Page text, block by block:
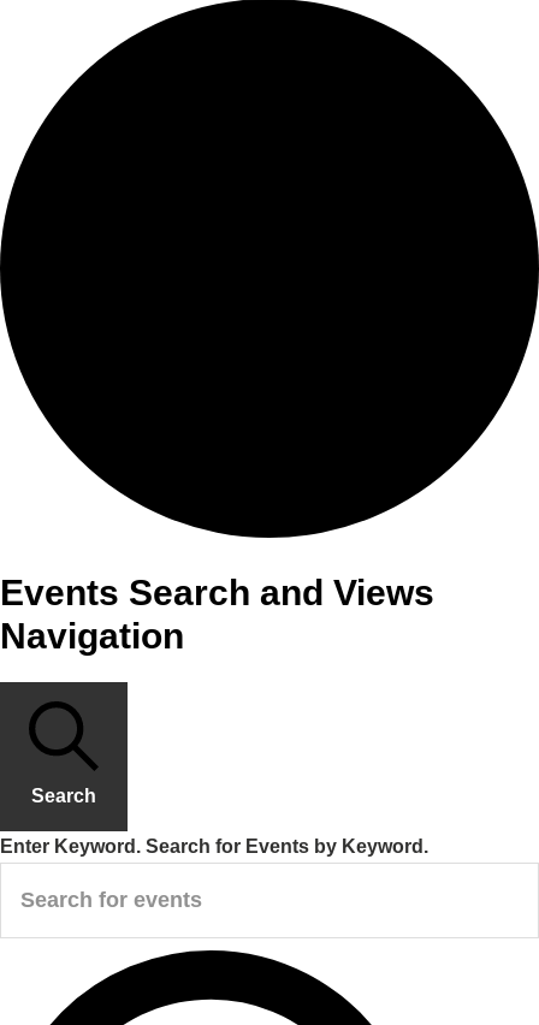
Events Search and Views
Navigation
Search
Enter Keyword. Search for Events by Keyword.